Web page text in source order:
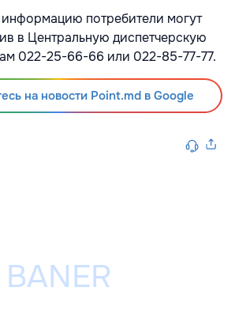
потребители могут
в Центральную диспетчерскую
022-25-66-66 или 022-85-77-77.
на новости Point.md в Google